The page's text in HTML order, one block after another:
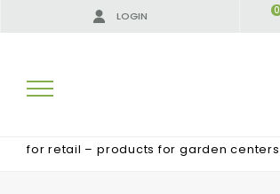
LOGIN 0
for retail – products for garden centers